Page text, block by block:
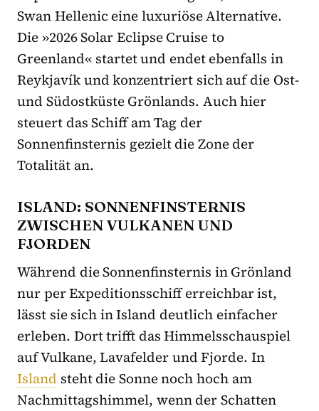
Swan Hellenic eine luxuriöse Alternative.
Die »2026 Solar Eclipse Cruise to
Greenland« startet und endet ebenfalls in
Reykjavík und konzentriert sich auf die Ost-
und Südostküste Grönlands. Auch hier
steuert das Schiff am Tag der
Sonnenfinsternis gezielt die Zone der
Totalität an.
ISLAND: SONNENFINSTERNIS
ZWISCHEN VULKANEN UND
FJORDEN
Während die Sonnenfinsternis in Grönland
nur per Expeditionsschiff erreichbar ist,
lässt sie sich in Island deutlich einfacher
erleben. Dort trifft das Himmelsschauspiel
auf Vulkane, Lavafelder und Fjorde. In
Island steht die Sonne noch hoch am
Nachmittagshimmel, wenn der Schatten